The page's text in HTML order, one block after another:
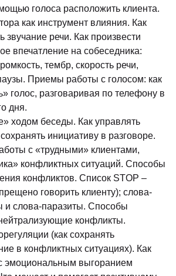
голоса расположить клиента.
как инструмент влияния. Как
звучание речи. Как произвести
впечатление на собеседника:
тембр, скорость речи,
Приемы работы с голосом: как
голос, разговаривая по телефону в
дня.
ходом беседы. Как управлять
инициативу в разговоре.
с «трудными» клиентами,
конфликтных ситуаций. Способы
конфликтов. Список STOP –
говорить клиенту); слова-
и слова-паразиты. Способы
конфликты.
(как сохранять
в конфликтных ситуациях). Как
эмоциональным выгоранием